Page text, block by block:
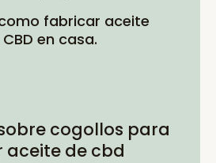
fabricar aceite
en casa.
cogollos para
aceite de cbd